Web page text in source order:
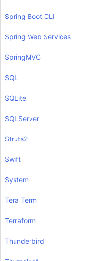
Spring Boot CLI
Spring Web Services
SpringMVC
SQL
SQLite
SQLServer
Struts2
Swift
System
Tera Term
Terraform
Thunderbird